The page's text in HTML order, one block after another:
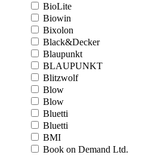
BioLite
Biowin
Bixolon
Black&Decker
Blaupunkt
BLAUPUNKT
Blitzwolf
Blow
Blow
Bluetti
Bluetti
BMI
Book on Demand Ltd.